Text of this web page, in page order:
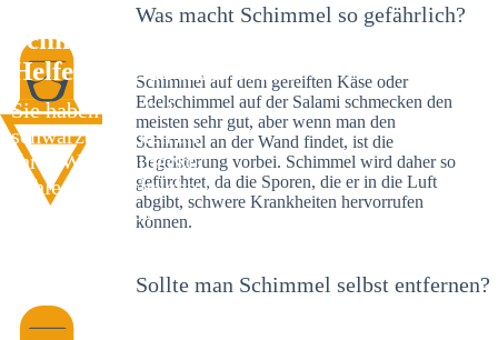
Schimmelexperte in Unlingen – Ihr
Helfer an Ort und Stelle
Sie haben kürzlich
schwarze Flecken an
Ihrer Wand entdeckt?
Schlechte Nachrichten:
Sie haben einen
Was macht Schimmel so gefährlich?
Schimmel auf dem gereiften Käse oder
Edelschimmel auf der Salami schmecken den
meisten sehr gut, aber wenn man den
Schimmel an der Wand findet, ist die
Begeisterung vorbei. Schimmel wird daher so
gefürchtet, da die Sporen, die er in die Luft
abgibt, schwere Krankheiten hervorrufen
können.
Sollte man Schimmel selbst entfernen?